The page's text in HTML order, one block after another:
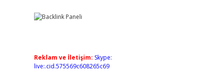
Reklam ve İletişim: Skype:
live:.cid.575569c608265c69